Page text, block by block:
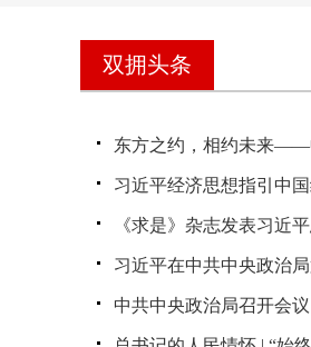
双拥头条
东方之约，相约未来——
习近平经济思想指引中
《求是》杂志发表习近
习近平在中共中央政治
中共中央政治局召开会